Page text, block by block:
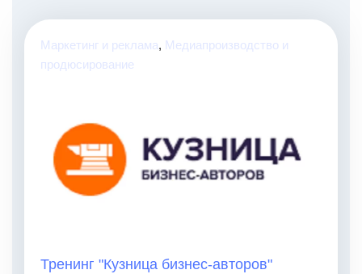
Маркетинг и реклама, Медиапроизводство и
продюсирование
Тренинг "Кузница бизнес-авторов"